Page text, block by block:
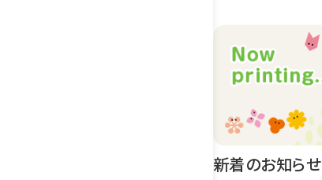
新着のお知らせ